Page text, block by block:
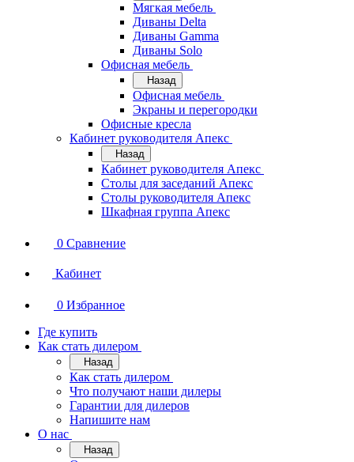
Мягкая мебель
Диваны Delta
Диваны Gamma
Диваны Solo
Офисная мебель
Назад
Офисная мебель
Экраны и перегородки
Офисные кресла
Кабинет руководителя Апекс
Назад
Кабинет руководителя Апекс
Столы для заседаний Апекс
Столы руководителя Апекс
Шкафная группа Апекс
0 Сравнение
Кабинет
0 Избранное
Где купить
Как стать дилером
Назад
Как стать дилером
Что получают наши дилеры
Гарантии для дилеров
Напишите нам
О нас
Назад